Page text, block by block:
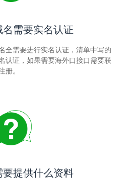
需要实名认证
全需要进行实名认证，清单中写的
认证，如果需要海外口接口需要联
。
要提供什么资料